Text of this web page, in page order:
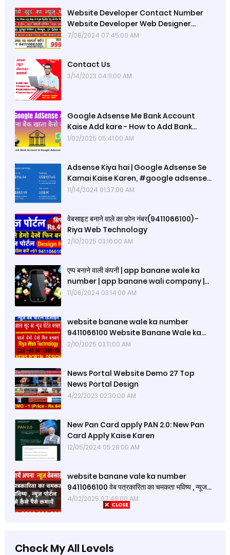
Website Developer Contact Number
Website Developer Web Designer
Contact Number Website
7/08/2024 07:45:00 AM
Contact Us
3/14/2023 04:11:00 AM
Google Adsense Me Bank Account
Kaise Add kare - How to Add Bank
Account in YouTube | Adsense me
1/02/2025 05:41:00 AM
Adsense Kiya hai | Google Adsense Se
Kamai Kaise Karen, #google adsense
se online kamai kaise karen,
11/14/2024 01:37:00 AM
वेबसाइट बनाने वाले का फ़ोन नंबर(9411066100) -
Riya Web Technology
2/10/2025 03:16:00 AM
एप्प बनाने वाली कंपनी | app banane wale ka
number | app banane wali company |
web developer contact
11/06/2024 03:14:00 AM
website banane wale ka number
9411066100 Website Banane Wale ka
Phone Number(9411066100)
2/10/2025 03:11:00 AM
News Portal Website Demo 27 Top
News Portal Design
4/22/2023 02:30:00 AM
New Pan Card apply PAN 2.0: New Pan
Card Apply Kaise Karen
12/05/2024 05:28:00 AM
website banane vale ka number
9411066100 वेब पत्रकारिता का चमकता भविष्य , न्यूज
पोर्टल से कैसे पैसे कमायें
4/02/2025 07:49:00 AM
Check My All Levels